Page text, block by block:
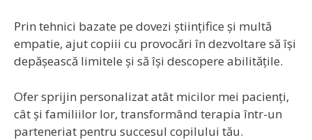
Prin tehnici bazate pe dovezi științifice și multă
empatie, ajut copiii cu provocări în dezvoltare să își
depășească limitele și să își descopere abilitățile.
Ofer sprijin personalizat atât micilor mei pacienți,
cât și familiilor lor, transformând terapia într-un
parteneriat pentru succesul copilului tău.